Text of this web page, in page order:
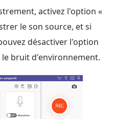
activez l'option «
le son source, et si
désactiver l'option
bruit d'environnement.